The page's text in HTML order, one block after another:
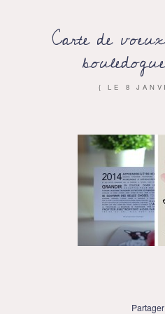
Carte de
{ LE 8